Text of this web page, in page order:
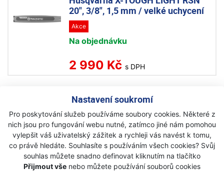
Nastavení soukromí
Pro poskytování služeb používáme soubory cookies. Některé z
nich jsou pro fungování webu nutné, zatímco jiné nám pomohou
vylepšit váš uživatelský zážitek a rychleji vás navést k tomu,
co právě hledáte. Souhlasíte s používáním všech cookies? Svůj
souhlas můžete snadno definovat kliknutím na tlačítko
Přijmout vše nebo můžete používání souborů cookies
20", 3/8", 1,5 mm / velké uchycení
Akce
Na objednávku
2 990 Kč s DPH
Husqvarna 1x lišta X- Force 18",
výhodný set
Skladem
2 190 Kč s DPH